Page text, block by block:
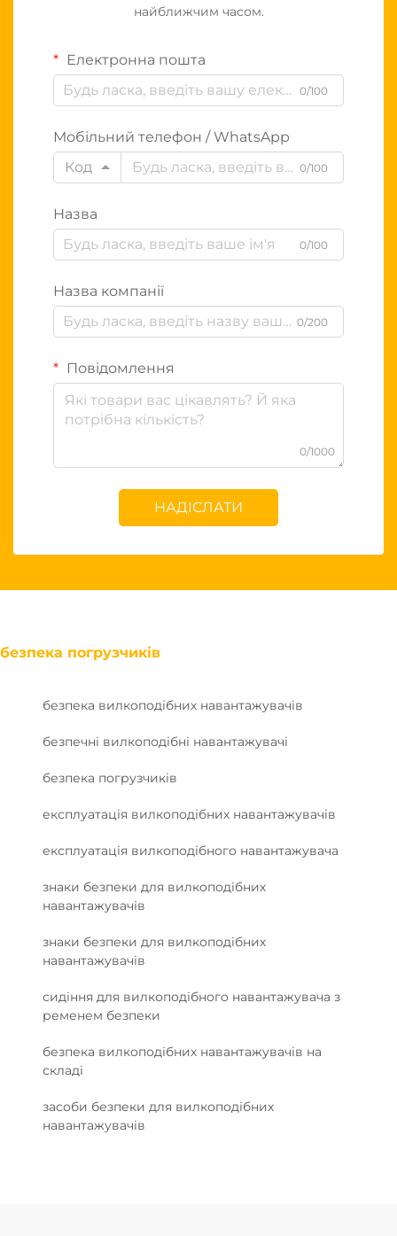
найближчим часом.
Електронна пошта
0/100
Мобільний телефон / WhatsApp
Код
0/100
Назва
0/100
Назва компанії
0/200
Повідомлення
0/1000
НАДІСЛАТИ
безпека погрузчиків
безпека вилкоподібних навантажувачів
безпечні вилкоподібні навантажувачі
безпека погрузчиків
експлуатація вилкоподібних навантажувачів
експлуатація вилкоподібного навантажувача
знаки безпеки для вилкоподібних
навантажувачів
знаки безпеки для вилкоподібних
навантажувачів
сидіння для вилкоподібного навантажувача з
ременем безпеки
безпека вилкоподібних навантажувачів на
складі
засоби безпеки для вилкоподібних
навантажувачів